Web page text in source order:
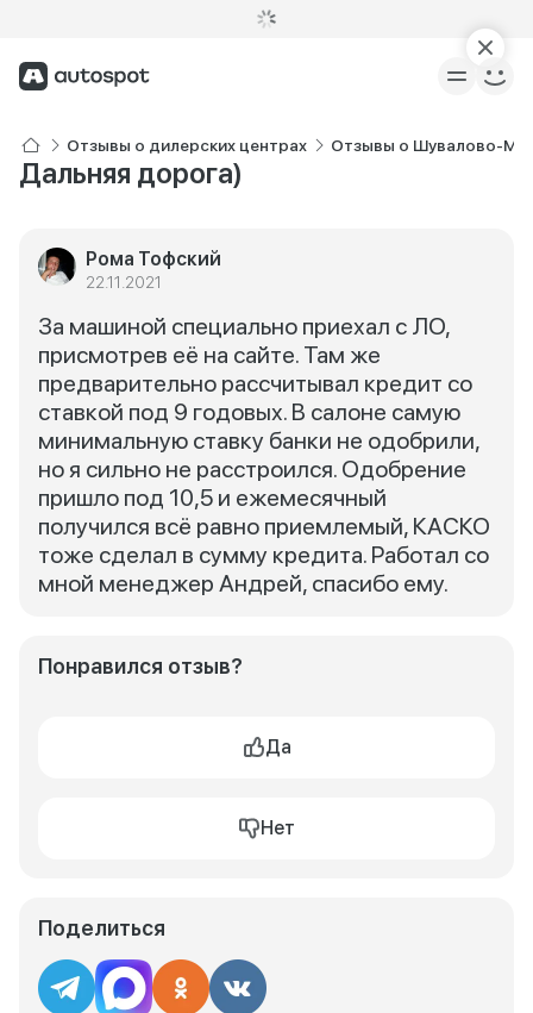
Отзывы о дилерских центрах Отзывы о Шувалово-
Дальняя дорога)
Рома Тофский
22.11.2021
За машиной специально приехал с ЛО,
присмотрев её на сайте. Там же
предварительно рассчитывал кредит со
ставкой под 9 годовых. В салоне самую
минимальную ставку банки не одобрили,
но я сильно не расстроился. Одобрение
пришло под 10,5 и ежемесячный
получился всё равно приемлемый, КАСКО
тоже сделал в сумму кредита. Работал со
мной менеджер Андрей, спасибо ему.
Понравился отзыв?
Да
Нет
Поделиться